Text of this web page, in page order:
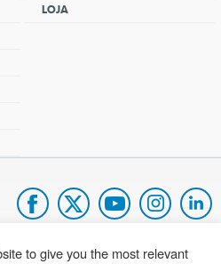
LOJA
Paulo II
to give you the most relevant